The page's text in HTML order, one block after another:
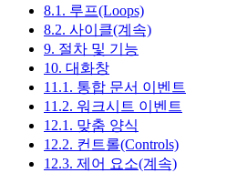
8.1. 루프(Loops)
8.2. 사이클(계속)
9. 절차 및 기능
10. 대화창
11.1. 통합 문서 이벤트
11.2. 워크시트 이벤트
12.1. 맞춤 양식
12.2. 컨트롤(Controls)
12.3. 제어 요소(계속)